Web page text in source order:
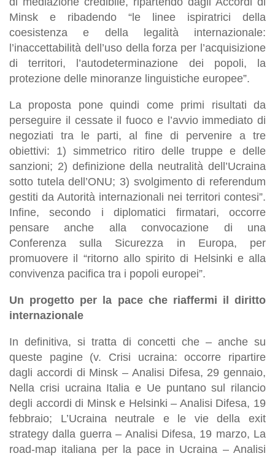
Minsk e ribadendo “le linee ispiratrici della
coesistenza e della legalità internazionale:
l’inaccettabilità dell’uso della forza per l’acquisizione
di territori, l’autodeterminazione dei popoli, la
protezione delle minoranze linguistiche europee”.
La proposta pone quindi come primi risultati da
perseguire il cessate il fuoco e l’avvio immediato di
negoziati tra le parti, al fine di pervenire a tre
obiettivi: 1) simmetrico ritiro delle truppe e delle
sanzioni; 2) definizione della neutralità dell’Ucraina
sotto tutela dell’ONU; 3) svolgimento di referendum
gestiti da Autorità internazionali nei territori contesi”.
Infine, secondo i diplomatici firmatari, occorre
pensare anche alla convocazione di una
Conferenza sulla Sicurezza in Europa, per
promuovere il “ritorno allo spirito di Helsinki e alla
convivenza pacifica tra i popoli europei”.
Un progetto per la pace che riaffermi il diritto
internazionale
In definitiva, si tratta di concetti che – anche su
queste pagine (v. Crisi ucraina: occorre ripartire
dagli accordi di Minsk – Analisi Difesa, 29 gennaio,
Nella crisi ucraina Italia e Ue puntano sul rilancio
degli accordi di Minsk e Helsinki – Analisi Difesa, 19
febbraio; L’Ucraina neutrale e le vie della exit
strategy dalla guerra – Analisi Difesa, 19 marzo, La
road-map italiana per la pace in Ucraina – Analisi